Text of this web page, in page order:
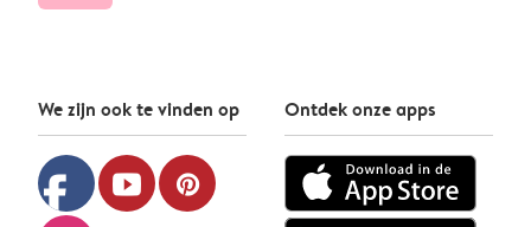
We zijn ook te vinden op
facebook youtube pinterest
Ontdek onze apps